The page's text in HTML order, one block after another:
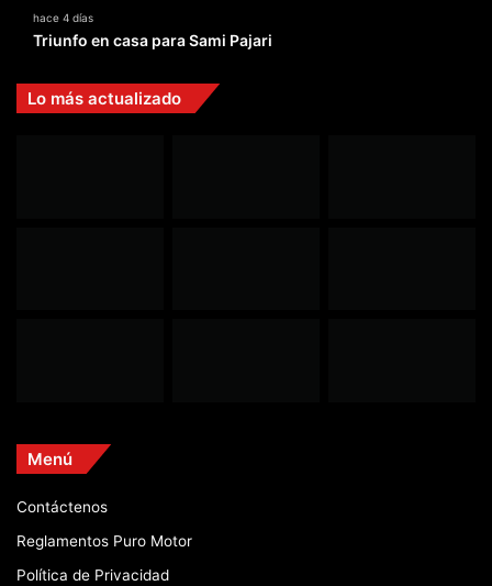
hace 4 días
Triunfo en casa para Sami Pajari
Lo más actualizado
Menú
Contáctenos
Reglamentos Puro Motor
Política de Privacidad